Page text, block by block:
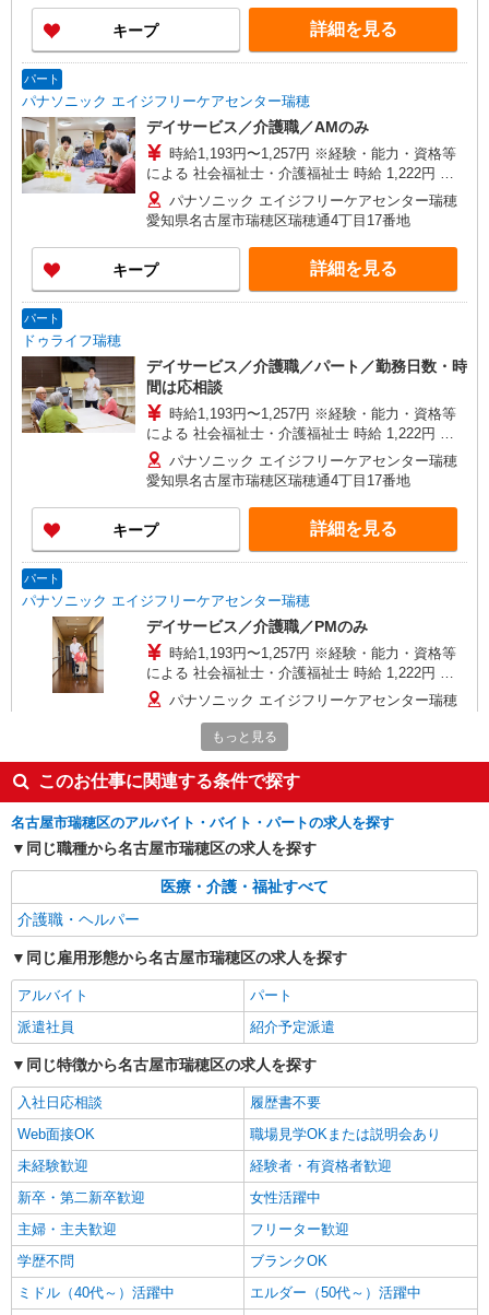
がい向上手当、日祝手当（月平均2回分）、夜勤手
当（月平均5回分）等、毎月平均的に支払われる手
当を含みます。 ※介護福祉士のみ、特別職務手当
分〜） ◎賞与 基本給2.08ヶ月分/年支給
キープ 詳細を見る
パート
パナソニック エイジフリーケアセンター瑞穂
デイサービス／介護職／AMのみ
時給1,193円〜1,257円 ※経験・能力・資格等
による 社会福祉士・介護福祉士 時給 1,222円 そ
の他資格 時給 1,160円 ※一律処遇改善加算含む
パナソニック エイジフリーケアセンター瑞穂
愛知県名古屋市瑞穂区瑞穂通4丁目17番地
キープ 詳細を見る
パート
ドゥライフ瑞穂
デイサービス／介護職／パート／勤務日数・時
間は応相談
時給1,193円〜1,257円 ※経験・能力・資格等
による 社会福祉士・介護福祉士 時給 1,222円 そ
の他資格 時給 1,160円 ※一律処遇改善加算含む
〇時間外勤務手当 〇土日祝勤務手当 〇無事故無違
反表彰金 〇年末年始勤務手当
パナソニック エイジフリーケアセンター瑞穂
愛知県名古屋市瑞穂区瑞穂通4丁目17番地
キープ 詳細を見る
パート
パナソニック エイジフリーケアセンター瑞穂
デイサービス／介護職／PMのみ
時給1,193円〜1,257円 ※経験・能力・資格等
による 社会福祉士・介護福祉士 時給 1,222円 そ
の他資格 時給 1,160円 ※一律処遇改善加算含む
パナソニック エイジフリーケアセンター瑞穂
愛知県名古屋市瑞穂区瑞穂通4丁目17番地
キープ 詳細を見る
正社員
パナソニック エイジフリーケアセンター瑞穂※2026年11月オープン
予定
デイサービス／リハビリ特化型／介護職／正社
員
月給21万7280円〜31万3580円 ※経験・能力・
前職給与を考慮の上、決定します 初任者研修 月給
980円〜29万5060円 介護福祉士 月給 23万3330
円〜30万7400円 社会福祉士 月給 23万9510円〜31
万3580円 ※一律処遇改善加算含む 〇資格手当 〇
務手当 〇無事故無違反表彰金 〇年末年始勤務手当
パナソニック エイジフリーケアセンター瑞穂
※2026年11月オープン予定 愛知県名古屋市瑞穂区
瑞穂通4丁目9番地
キープ 詳細を見る
パート
パナソニック エイジフリーケアセンター瑞穂※2026年11月オープン
予定
デイサービス／リハビリ特化型／介護職／パー
ト／日数・時間は応相談
時給1193円〜1257円 ※経験・能力・資格等に
よる 社会福祉士・介護福祉士 時給1257円 その他
資格 時給1193円 ※一律処遇改善加算含む 〇時間
外勤務手当 〇土日祝勤務手当 〇無事故無違反表彰
金 〇年末年始勤務手当
パナソニック エイジフリーケアセンター瑞穂
※2026年11月オープン予定 愛知県名古屋市瑞穂区
瑞穂通4丁目9番地
もっと見る
このお仕事に関連する条件で探す
名古屋市瑞穂区のアルバイト・バイト・パートの求人を探す
同じ職種から名古屋市瑞穂区の求人を探す
医療・介護・福祉すべて
介護職・ヘルパー
同じ雇用形態から名古屋市瑞穂区の求人を探す
アルバイト
パート
派遣社員
紹介予定派遣
同じ特徴から名古屋市瑞穂区の求人を探す
入社日応相談
履歴書不要
Web面接OK
職場見学OKまたは説明会あり
未経験歓迎
経験者・有資格者歓迎
新卒・第二新卒歓迎
女性活躍中
主婦・主夫歓迎
フリーター歓迎
学歴不問
ブランクOK
ミドル（40代～）活躍中
エルダー（50代～）活躍中